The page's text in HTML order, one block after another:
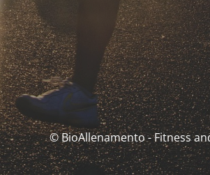
© BioAllenamento - Fitness